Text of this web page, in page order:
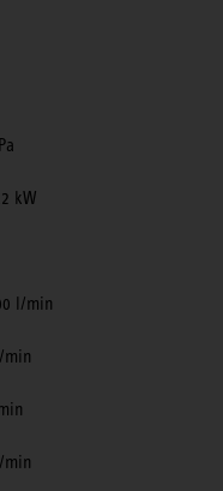
kW
l/min
min
min